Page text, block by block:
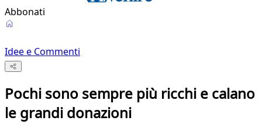
Abbonati
Idee e Commenti
Pochi sono sempre più ricchi e calano
le grandi donazioni